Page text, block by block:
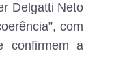
Delgatti Neto
com
confirmem a